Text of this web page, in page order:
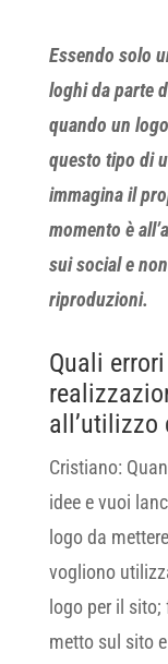
Essendo solo
loghi da parte
quando un
questo tipo di
immagina il
momento è
sui social e
riproduzioni.
Quali
all’utilizzo
Cristiano:
idee e vuoi
logo da
vogliono
logo per il
metto sul sito